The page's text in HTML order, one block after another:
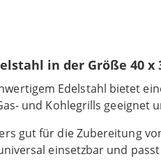
in der Größe 40 x
Edelstahl bietet
und Kohlegrills geeignet
gut für die Zubereitung
einsetzbar und